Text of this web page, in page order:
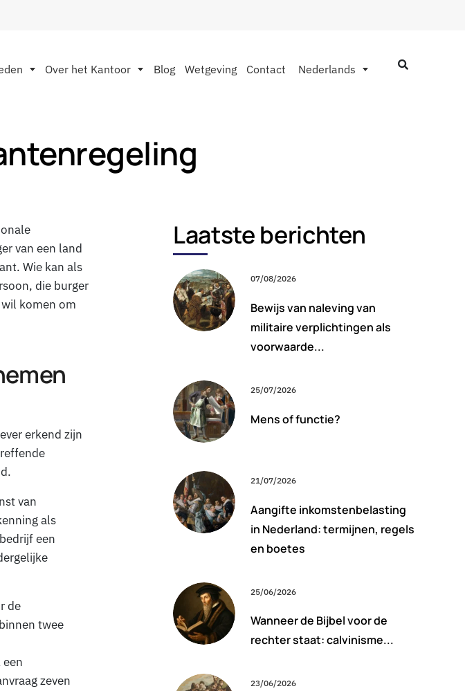
Over het Kantoor Blog Wetgeving Contact Nederlands
van een land
Wie kan als
die burger
komen om
erkend zijn
van
als
een
de
twee
zeven
Laatste berichten
07/08/2026
Bewijs van naleving van
militaire verplichtingen als
voorwaarde...
25/07/2026
Mens of functie?
21/07/2026
Aangifte inkomstenbelasting
in Nederland: termijnen, regels
en boetes
25/06/2026
Wanneer de Bijbel voor de
rechter staat: calvinisme...
23/06/2026